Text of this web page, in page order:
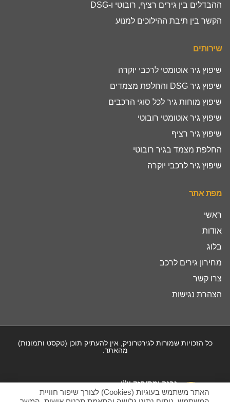
ההבדלים בין גירים רציף, רובוטי ו-DSG
הקשר בין תיבת ההילוכים למנוע
שירותים
שיפוץ גיר אוטומטי לרכבי יוקרה
שיפוץ גיר DSG והחלפת מצמדים
שיפוץ מוחות גיר לכל סוגי הרכבים
שיפוץ גיר אוטומטי רובוטי
שיפוץ גיר רציף
החלפת מצמד בגיר רובוטי
שיפוץ גיר לרכבי יוקרה
מפת אתר
ראשי
אודות
בלוג
מחירון גירים לרכב
צרו קשר
הצהרת נגישות
כל הזכויות שמורות לגירטרוניק, אין להעתיק תוכן (טקסט ותמונות)
מהאתר.
נבנה ומתוחזק ע”י
האתר משתמש בעוגיות (Cookies) לצורך שיפור חוויית